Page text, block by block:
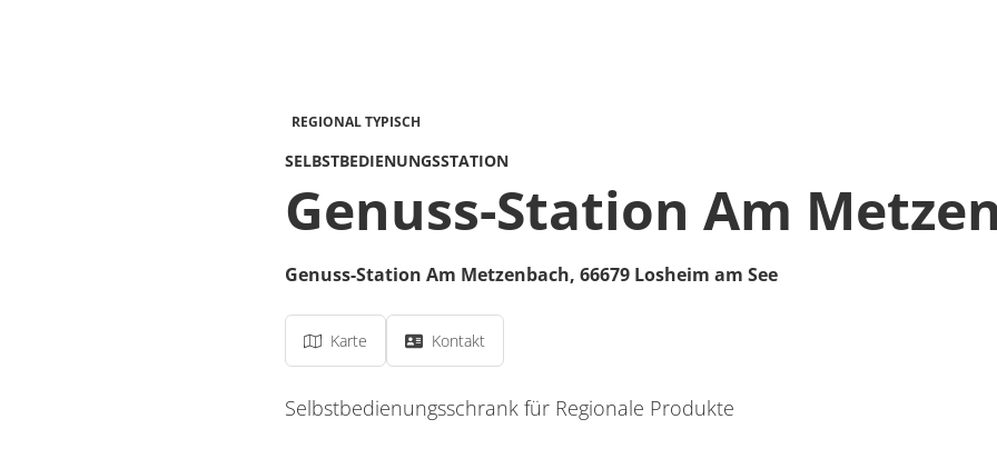
REGIONAL TYPISCH
SELBSTBEDIENUNGSSTATION
Genuss-Station Am
Genuss-Station Am Metzenbach, 66679 Losheim am See
Karte Kontakt
Selbstbedienungsschrank für Regionale Produkte